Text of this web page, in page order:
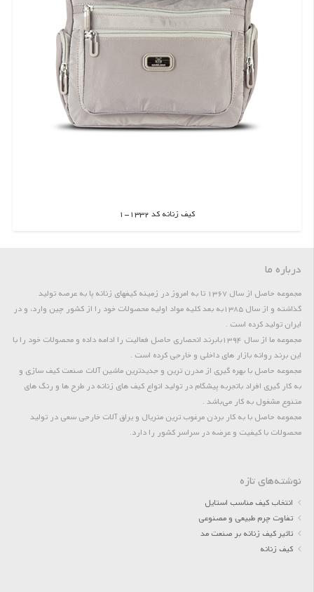
کیف زنانه کد 1332-1
اطلاعات بیشتر
درباره ما
مجموعه حاصل از سال 1367 تا به امروز در زمینه کیفهای زنانه پا به عرصه تولید
گذاشته و از سال 1385به بعد کلیه مواد اولیه محصولات خود را از کشور چین وارد، و در
ایران تولید کرده است .
مجموعه ما از سال 1394بابرند انحصاری حاصل فعالیت را ادامه داده و محصولات خود را با
این برند روانه بازار های داخلی و خارجی کرده است .
مجموعه حاصل با بهره گیری از مدرن ترین و جدیدترین ماشین آلات صنعت کیف سازی و
به کار گیری افراد باتجربه پیشگام در تولید انواع کیف های زنانه در طرح ها و رنگ های
متنوع مشغول به کار می‌باشد .
مجموعه حاصل با به کار بردن مرغوب ترین متریال و یراق آلات خارجی سعی در تولید
محصولات با کیفیت و عرضه در سراسر کشور را دارد.
نوشته‌های تازه
انتخاب کیف مناسب استایل
تفاوت چرم طبیعی و مصنوعی
تاثیر کیف زنانه بر صنعت مد
کیف زنانه